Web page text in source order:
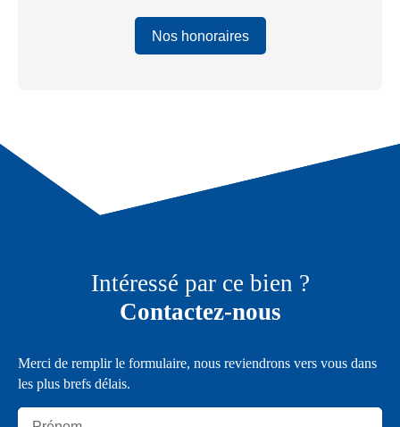
Nos honoraires
Intéressé par ce bien ?
Contactez-nous
Merci de remplir le formulaire, nous reviendrons vers vous dans
les plus brefs délais.